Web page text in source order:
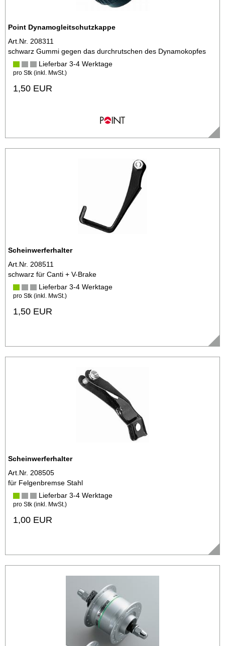
Point Dynamogleitschutzkappe
Art.Nr. 208311
schwarz Gummi gegen das durchrutschen des Dynamokopfes
Lieferbar 3-4 Werktage
pro Stk (inkl. MwSt.)
1,50 EUR
Scheinwerferhalter
Art.Nr. 208511
schwarz für Canti + V-Brake
Lieferbar 3-4 Werktage
pro Stk (inkl. MwSt.)
1,50 EUR
Scheinwerferhalter
Art.Nr. 208505
für Felgenbremse Stahl
Lieferbar 3-4 Werktage
pro Stk (inkl. MwSt.)
1,00 EUR